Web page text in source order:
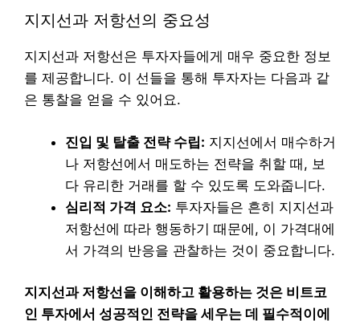
지지선과 저항선의 중요성
지지선과 저항선은 투자자들에게 매우 중요한 정보
를 제공합니다. 이 선들을 통해 투자자는 다음과 같
은 통찰을 얻을 수 있어요.
진입 및 탈출 전략 수립: 지지선에서 매수하거
나 저항선에서 매도하는 전략을 취할 때, 보
다 유리한 거래를 할 수 있도록 도와줍니다.
심리적 가격 요소: 투자자들은 흔히 지지선과
저항선에 따라 행동하기 때문에, 이 가격대에
서 가격의 반응을 관찰하는 것이 중요합니다.
지지선과 저항선을 이해하고 활용하는 것은 비트코
인 투자에서 성공적인 전략을 세우는 데 필수적이에